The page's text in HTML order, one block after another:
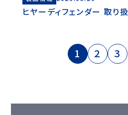
ヒヤーディフェンダー 取り
1 2 3